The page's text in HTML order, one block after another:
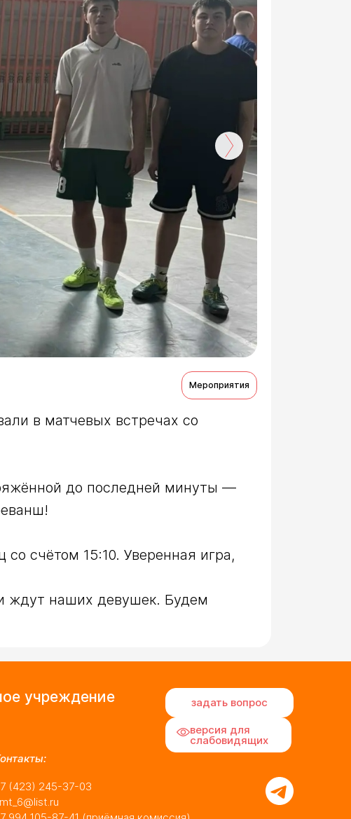
Мероприятия
в матчевых встречах со
до последней минуты —
счётом 15:10. Уверенная игра,
ждут наших девушек. Будем
учреждение
задать вопрос
версия для
слабовидящих
(423) 245-37-03